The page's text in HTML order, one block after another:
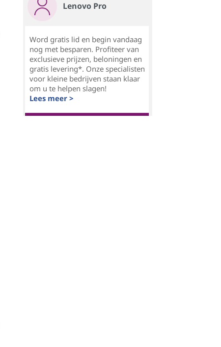
Lenovo Pro
Word gratis lid en begin vandaag
nog met besparen. Profiteer van
exclusieve prijzen, beloningen en
gratis levering*. Onze specialisten
voor kleine bedrijven staan klaar
om u te helpen slagen!
Lees meer >